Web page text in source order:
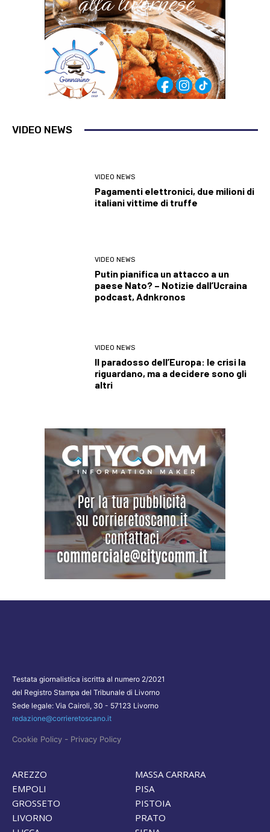
VIDEO NEWS
VIDEO NEWS
Pagamenti elettronici, due milioni di
italiani vittime di truffe
VIDEO NEWS
Putin pianifica un attacco a un
paese Nato? – Notizie dall’Ucraina
podcast, Adnkronos
VIDEO NEWS
Il paradosso dell’Europa: le crisi la
riguardano, ma a decidere sono gli
altri
Testata giornalistica iscritta al numero 2/2021
del Registro Stampa del Tribunale di Livorno
Sede legale: Via Cairoli, 30 - 57123 Livorno
redazione@corrieretoscano.it
Cookie Policy - Privacy Policy
AREZZO
EMPOLI
GROSSETO
LIVORNO
MASSA CARRARA
PISA
PISTOIA
PRATO